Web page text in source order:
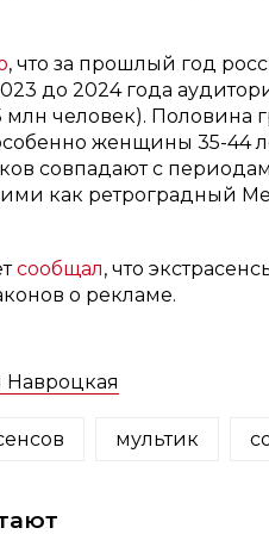
, что за прошлый год
до 2024 года
млн человек).
женщины 35-44
совпадают с
как ретроградный
сообщал, что
о рекламе.
Навроцкая
мультик